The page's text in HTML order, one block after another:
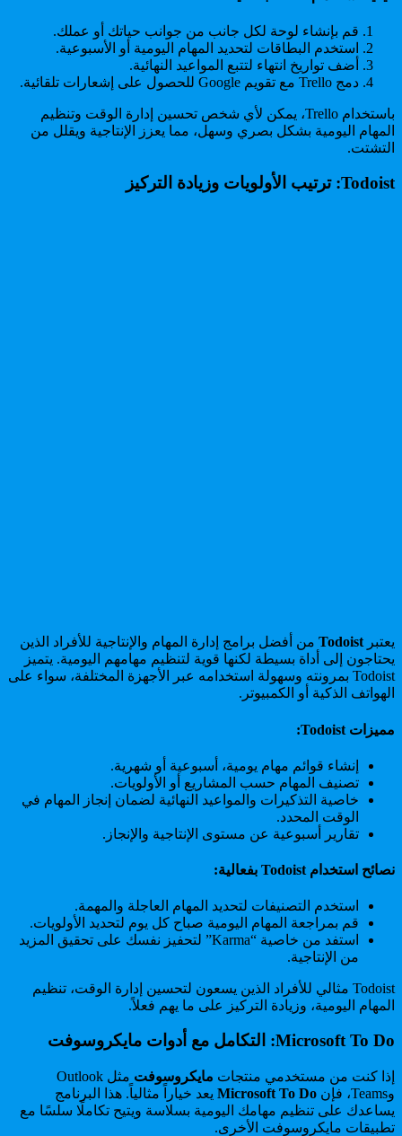
قم بإنشاء لوحة لكل جانب من جوانب حياتك أو عملك.
استخدم البطاقات لتحديد المهام اليومية أو الأسبوعية.
أضف تواريخ انتهاء لتتبع المواعيد النهائية.
دمج Trello مع تقويم Google للحصول على إشعارات تلقائية.
باستخدام Trello، يمكن لأي شخص تحسين إدارة الوقت وتنظيم
المهام اليومية بشكل بصري وسهل، مما يعزز الإنتاجية ويقلل من
التشتت.
Todoist: ترتيب الأولويات وزيادة التركيز
يعتبر Todoist من أفضل برامج إدارة المهام والإنتاجية للأفراد الذين
يحتاجون إلى أداة بسيطة لكنها قوية لتنظيم مهامهم اليومية. يتميز
Todoist بمرونته وسهولة استخدامه عبر الأجهزة المختلفة، سواء على
الهواتف الذكية أو الكمبيوتر.
مميزات Todoist:
إنشاء قوائم مهام يومية، أسبوعية أو شهرية.
تصنيف المهام حسب المشاريع أو الأولويات.
خاصية التذكيرات والمواعيد النهائية لضمان إنجاز المهام في
الوقت المحدد.
تقارير أسبوعية عن مستوى الإنتاجية والإنجاز.
نصائح استخدام Todoist بفعالية:
استخدم التصنيفات لتحديد المهام العاجلة والمهمة.
قم بمراجعة المهام اليومية صباح كل يوم لتحديد الأولويات.
استفد من خاصية “Karma” لتحفيز نفسك على تحقيق المزيد
من الإنتاجية.
Todoist مثالي للأفراد الذين يسعون لتحسين إدارة الوقت، تنظيم
المهام اليومية، وزيادة التركيز على ما يهم فعلاً.
Microsoft To Do: التكامل مع أدوات مايكروسوفت
إذا كنت من مستخدمي منتجات مايكروسوفت
مثل Outlook
وTeams، فإن
Microsoft To Do يعد خياراً مثالياً. هذا البرنامج
يساعدك على تنظيم مهامك اليومية بسلاسة ويتيح تكاملًا سلسًا مع
تطبيقات مايكروسوفت الأخرى.